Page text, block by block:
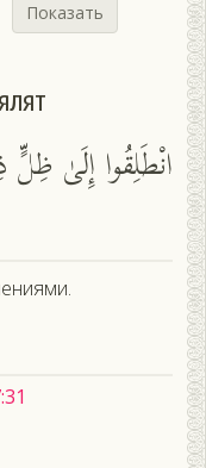
Показать
انْطَلِقُوا إِلَىٰ